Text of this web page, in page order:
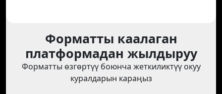
Форматты каалаган
платформадан жылдыруу
Форматты өзгөртүү боюнча жеткиликтүү окуу
куралдарын караңыз